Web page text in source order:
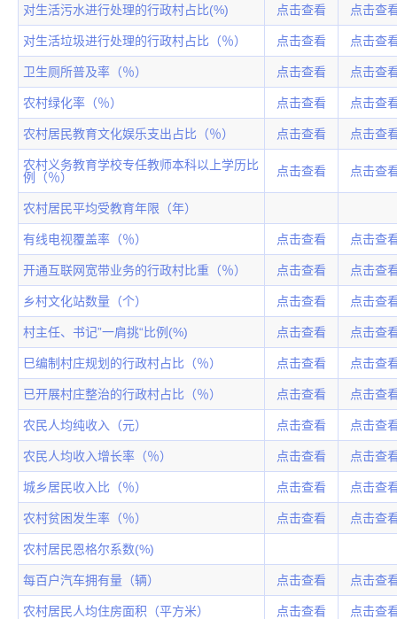
对生活污水进行处理的行政村占比(%) 点击查看 点击查
对生活垃圾进行处理的行政村占比（％） 点击查看 点击查
卫生厕所普及率（％） 点击查看 点击查
农村绿化率（％） 点击查看 点击查
农村居民教育文化娱乐支出占比（％） 点击查看 点击查
农村义务教育学校专任教师本科以上学历比
例（％）
点击查看 点击查
农村居民平均受教育年限（年）
有线电视覆盖率（％） 点击查看 点击查
开通互联网宽带业务的行政村比重（％） 点击查看 点击查
乡村文化站数量（个） 点击查看 点击查
村主任、书记”一肩挑“比例(%) 点击查看 点击查
巳编制村庄规划的行政村占比（％） 点击查看 点击查
已开展村庄整治的行政村占比（％） 点击查看 点击查
农民人均纯收入（元） 点击查看 点击查
农民人均收入增长率（％） 点击查看 点击查
城乡居民收入比（％） 点击查看 点击查
农村贫困发生率（％） 点击查看 点击查
农村居民恩格尔系数(%)
每百户汽车拥有量（辆） 点击查看 点击查
农村居民人均住房面积（平方米） 点击查看 点击查